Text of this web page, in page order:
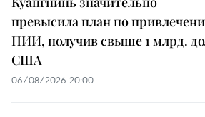
превысила план по
ПИИ, получив свыше 1 млрд.
США
06/08/2026 20:00